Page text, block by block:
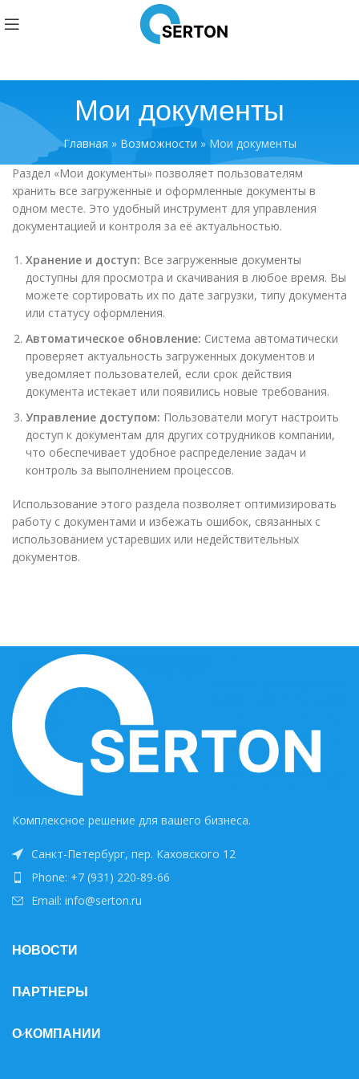
Мои документы
Главная » Возможности » Мои документы
Раздел «Мои документы» позволяет пользователям
хранить все загруженные и оформленные документы в
одном месте. Это удобный инструмент для управления
документацией и контроля за её актуальностью.
Хранение и доступ: Все загруженные документы
доступны для просмотра и скачивания в любое время. Вы
можете сортировать их по дате загрузки, типу документа
или статусу оформления.
Автоматическое обновление: Система автоматически
проверяет актуальность загруженных документов и
уведомляет пользователей, если срок действия
документа истекает или появились новые требования.
Управление доступом: Пользователи могут настроить
доступ к документам для других сотрудников компании,
что обеспечивает удобное распределение задач и
контроль за выполнением процессов.
Использование этого раздела позволяет оптимизировать
работу с документами и избежать ошибок, связанных с
использованием устаревших или недействительных
документов.
Комплексное решение для вашего бизнеса.
Санкт-Петербург, пер. Каховского 12
Phone: +7 (931) 220-89-66
Email: info@serton.ru
НОВОСТИ
ПАРТНЕРЫ
О КОМПАНИИ